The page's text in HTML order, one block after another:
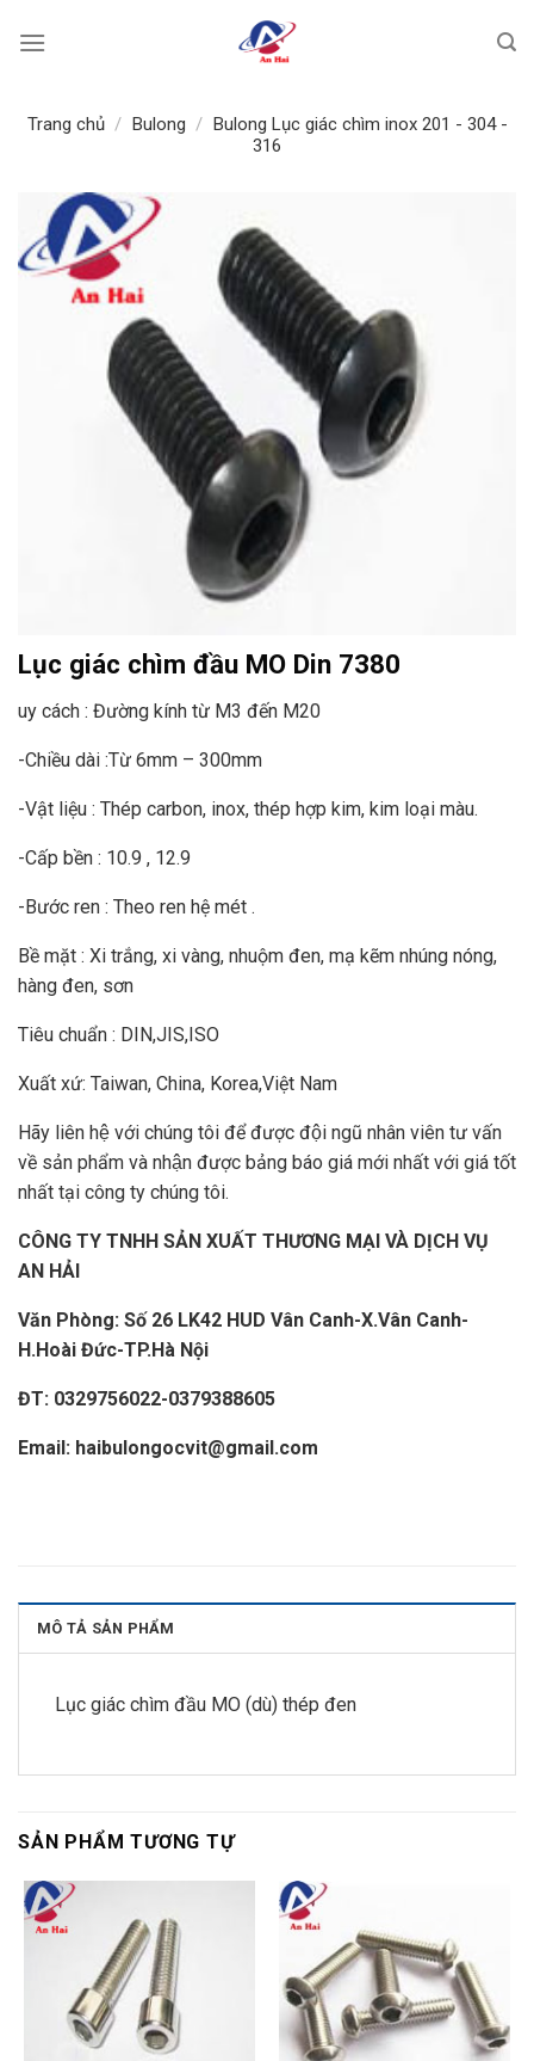
qua
Trang chủ / Bulong / Bulong Lục giác chìm inox 201 - 304 -
316
Lục giác chìm đầu MO Din 7380
uy cách : Đường kính từ M3 đến M20
-Chiều dài :Từ 6mm – 300mm
-Vật liệu : Thép carbon, inox, thép hợp kim, kim loại màu.
-Cấp bền : 10.9 , 12.9
-Bước ren : Theo ren hệ mét .
Bề mặt : Xi trắng, xi vàng, nhuộm đen, mạ kẽm nhúng nóng,
hàng đen, sơn
Tiêu chuẩn : DIN,JIS,ISO
Xuất xứ: Taiwan, China, Korea,Việt Nam
Hãy liên hệ với chúng tôi để được đội ngũ nhân viên tư vấn
về sản phẩm và nhận được bảng báo giá mới nhất với giá tốt
nhất tại công ty chúng tôi.
CÔNG TY TNHH SẢN XUẤT THƯƠNG MẠI VÀ DỊCH VỤ
AN HẢI
Văn Phòng: Số 26 LK42 HUD Vân Canh-X.Vân Canh-
H.Hoài Đức-TP.Hà Nội
ĐT: 0329756022-0379388605
Email: haibulongocvit@gmail.com
MÔ TẢ SẢN PHẨM
Lục giác chìm đầu MO (dù) thép đen
SẢN PHẨM TƯƠNG TỰ